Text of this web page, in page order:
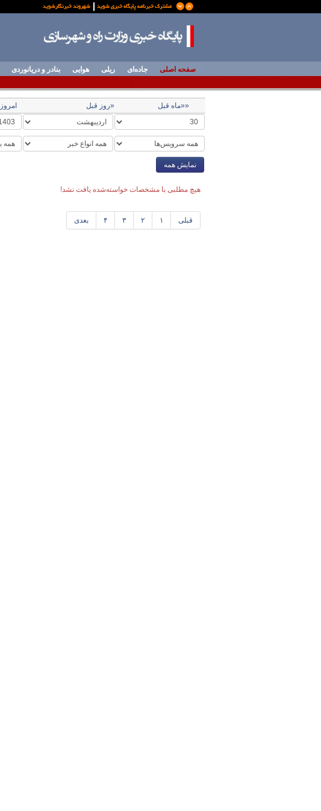
صفحه اصلی جاده‌ای ریلی هوایی بنادر و دریانوردی
««ماه قبل «روز قبل امروز
نمایش همه
هیچ مطلبی با مشخصات خواسته‌شده یافت نشد!
قبلی ۱ ۲ ۳ ۴ بعدی